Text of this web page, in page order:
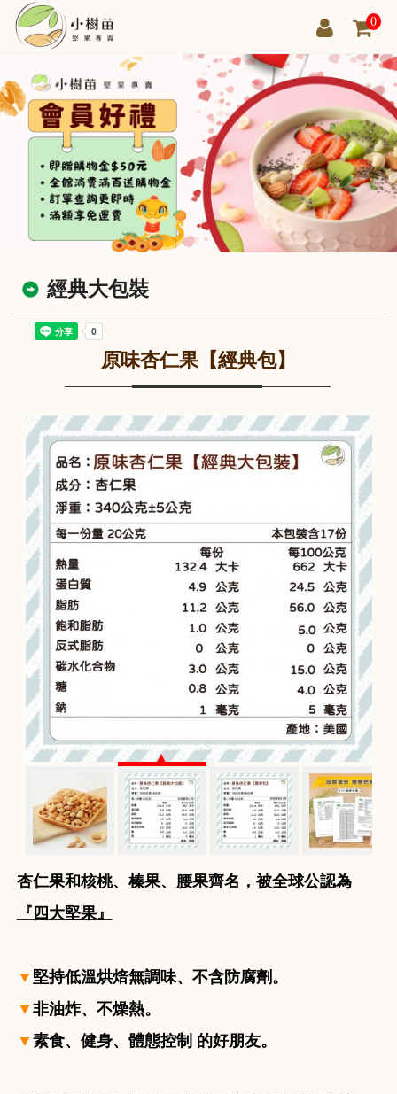
0
經典大包裝
原味杏仁果【經典包】
杏仁果和核桃、榛果、腰果齊名，被全球公認為
『四大堅果』
▼ 堅持低溫烘焙無調味、不含防腐劑。
▼ 非油炸、不燥熱。
▼ 素食、健身、體態控制 的好朋友。